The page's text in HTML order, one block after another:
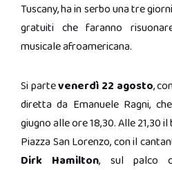
Tuscany, ha in serbo una tre
gratuiti che faranno
musicale afroamericana.
Si partevenerdì 22 agosto,
diretta da Emanuele Ragni,
giugno alle ore 18,30. Alle 21,30
Piazza San Lorenzo, con il
Dirk Hamilton, sul palco